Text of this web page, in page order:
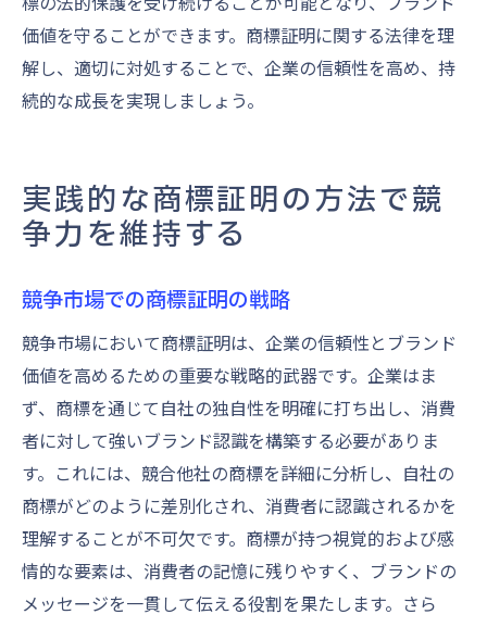
価値を守ることができます。商標証明に関する法律を理
解し、適切に対処することで、企業の信頼性を高め、持
続的な成長を実現しましょう。
実践的な商標証明の方法で競
争力を維持する
競争市場での商標証明の戦略
競争市場において商標証明は、企業の信頼性とブランド
価値を高めるための重要な戦略的武器です。企業はま
ず、商標を通じて自社の独自性を明確に打ち出し、消費
者に対して強いブランド認識を構築する必要がありま
す。これには、競合他社の商標を詳細に分析し、自社の
商標がどのように差別化され、消費者に認識されるかを
理解することが不可欠です。商標が持つ視覚的および感
情的な要素は、消費者の記憶に残りやすく、ブランドの
メッセージを一貫して伝える役割を果たします。さら